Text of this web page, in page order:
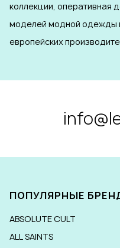
коллекции, оперативная
моделей модной одежды
европейских
ПОПУЛЯРНЫЕ
ABSOLUTE CULT
ALL SAINTS